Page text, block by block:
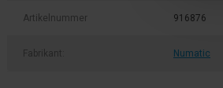
Artikelnummer 916876
Fabrikant: Numatic